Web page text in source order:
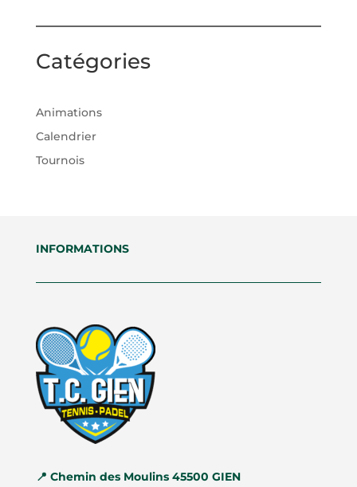
Catégories
Animations
Calendrier
Tournois
INFORMATIONS
📍 Chemin des Moulins 45500 GIEN